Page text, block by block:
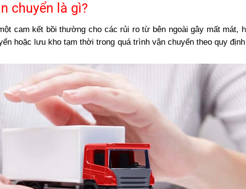
chuyển là gì?
cam kết bồi thường cho các rủi ro từ bên ngoài gây mất mát,
hoặc lưu kho tạm thời trong quá trình vận chuyển theo quy